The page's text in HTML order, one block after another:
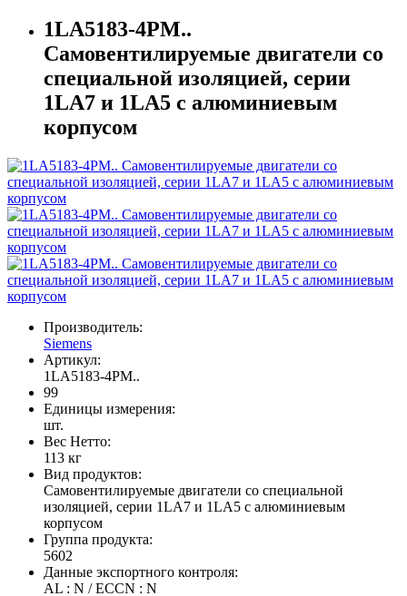
1LA5183-4PM..
Самовентилируемые двигатели со
специальной изоляцией, серии
1LA7 и 1LA5 с алюминиевым
корпусом
Производитель:
Siemens
Артикул:
1LA5183-4PM..
99
Единицы измерения:
шт.
Вес Нетто:
113 кг
Вид продуктов:
Самовентилируемые двигатели со специальной
изоляцией, серии 1LA7 и 1LA5 с алюминиевым
корпусом
Группа продукта:
5602
Данные экспортного контроля:
AL : N / ECCN : N